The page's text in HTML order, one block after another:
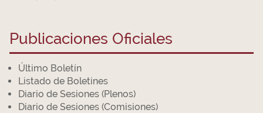
Publicaciones Oficiales
Último Boletín
Listado de Boletines
Diario de Sesiones (Plenos)
Diario de Sesiones (Comisiones)